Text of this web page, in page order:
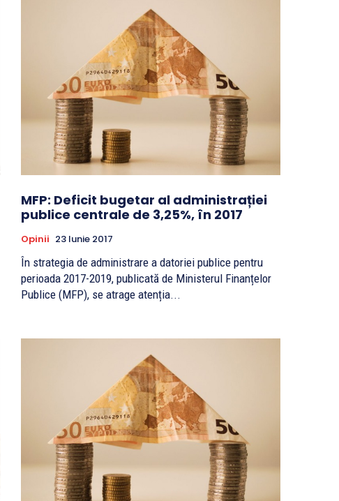
MFP: Deficit bugetar al administrației
publice centrale de 3,25%, în 2017
Opinii 23 Iunie 2017
În strategia de administrare a datoriei publice pentru
perioada 2017-2019, publicată de Ministerul Finanțelor
Publice (MFP), se atrage atenția...